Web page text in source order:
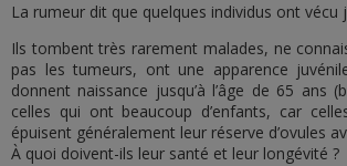
La rumeur dit que quelques individus ont vécu
Ils tombent très rarement malades, ne
pas les tumeurs, ont une apparence
donnent naissance jusqu’à l’âge de 65 ans
celles qui ont beaucoup d’enfants, car
épuisent généralement leur réserve d’ovules
À quoi doivent-ils leur santé et leur longévité ?